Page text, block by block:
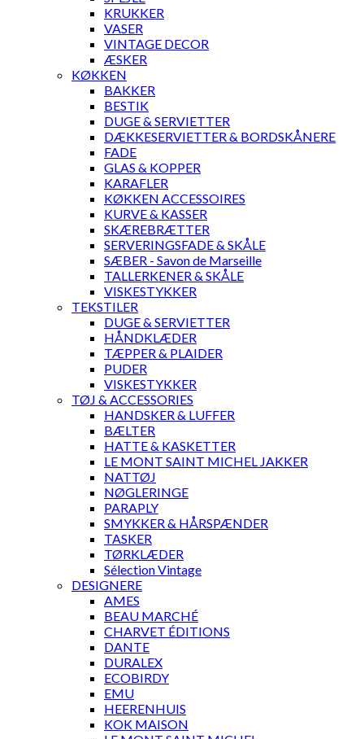
KRUKKER
VASER
VINTAGE DECOR
ÆSKER
KØKKEN
BAKKER
BESTIK
DUGE & SERVIETTER
DÆKKESERVIETTER & BORDSKÅNERE
FADE
GLAS & KOPPER
KARAFLER
KØKKEN ACCESSOIRES
KURVE & KASSER
SKÆREBRÆTTER
SERVERINGSFADE & SKÅLE
SÆBER - Savon de Marseille
TALLERKENER & SKÅLE
VISKESTYKKER
TEKSTILER
DUGE & SERVIETTER
HÅNDKLÆDER
TÆPPER & PLAIDER
PUDER
VISKESTYKKER
TØJ & ACCESSORIES
HANDSKER & LUFFER
BÆLTER
HATTE & KASKETTER
LE MONT SAINT MICHEL JAKKER
NATTØJ
NØGLERINGE
PARAPLY
SMYKKER & HÅRSPÆNDER
TASKER
TØRKLÆDER
Sélection Vintage
DESIGNERE
AMES
BEAU MARCHÉ
CHARVET ÉDITIONS
DANTE
DURALEX
ECOBIRDY
EMU
HEERENHUIS
KOK MAISON